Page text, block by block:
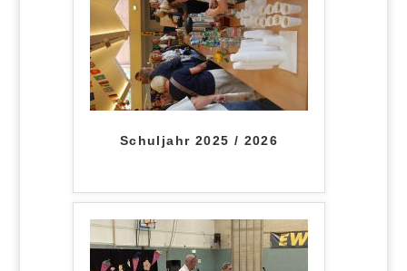
Schuljahr 2025 / 2026